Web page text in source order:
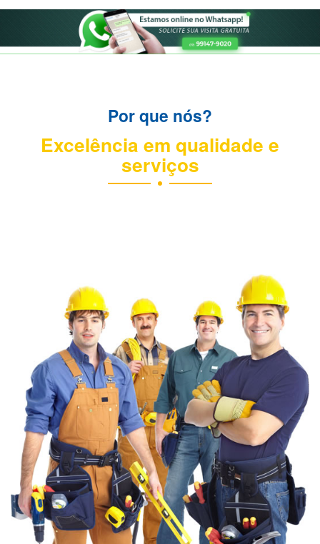
Por que nós?
Excelência em qualidade e
serviços